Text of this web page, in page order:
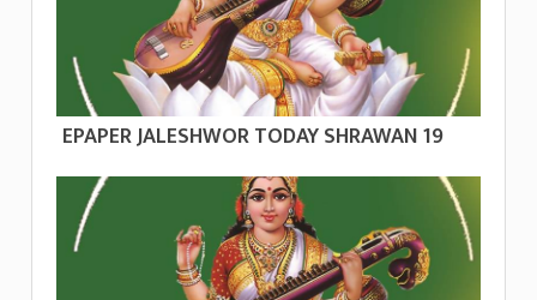
EPAPER JALESHWOR TODAY SHRAWAN 19